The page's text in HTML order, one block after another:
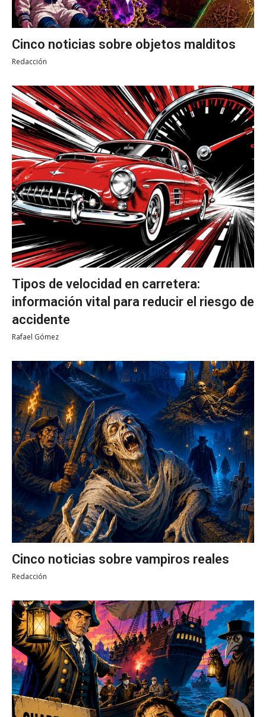
Cinco noticias sobre objetos malditos
Redacción
Tipos de velocidad en carretera:
información vital para reducir el riesgo de
accidente
Rafael Gómez
Cinco noticias sobre vampiros reales
Redacción